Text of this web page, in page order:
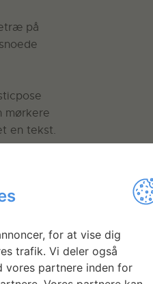
på
mørkere
en tekst.
for at vise dig
trafik. Vi deler også
vores partnere inden for